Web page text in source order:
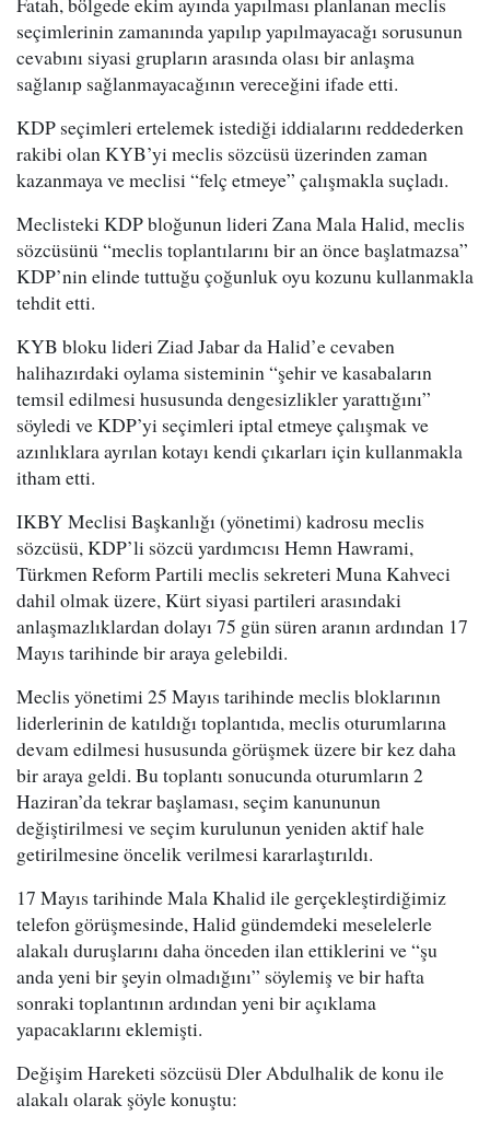
seçimlerinin zamanında yapılıp yapılmayacağı sorusunun
cevabını siyasi grupların arasında olası bir anlaşma
sağlanıp sağlanmayacağının vereceğini ifade etti.
KDP seçimleri ertelemek istediği iddialarını reddederken
rakibi olan KYB’yi meclis sözcüsü üzerinden zaman
kazanmaya ve meclisi “felç etmeye” çalışmakla suçladı.
Meclisteki KDP bloğunun lideri Zana Mala Halid, meclis
sözcüsünü “meclis toplantılarını bir an önce başlatmazsa”
KDP’nin elinde tuttuğu çoğunluk oyu kozunu kullanmakla
tehdit etti.
KYB bloku lideri Ziad Jabar da Halid’e cevaben
halihazırdaki oylama sisteminin “şehir ve kasabaların
temsil edilmesi hususunda dengesizlikler yarattığını”
söyledi ve KDP’yi seçimleri iptal etmeye çalışmak ve
azınlıklara ayrılan kotayı kendi çıkarları için kullanmakla
itham etti.
IKBY Meclisi Başkanlığı (yönetimi) kadrosu meclis
sözcüsü, KDP’li sözcü yardımcısı Hemn Hawrami,
Türkmen Reform Partili meclis sekreteri Muna Kahveci
dahil olmak üzere, Kürt siyasi partileri arasındaki
anlaşmazlıklardan dolayı 75 gün süren aranın ardından 17
Mayıs tarihinde bir araya gelebildi.
Meclis yönetimi 25 Mayıs tarihinde meclis bloklarının
liderlerinin de katıldığı toplantıda, meclis oturumlarına
devam edilmesi hususunda görüşmek üzere bir kez daha
bir araya geldi. Bu toplantı sonucunda oturumların 2
Haziran’da tekrar başlaması, seçim kanununun
değiştirilmesi ve seçim kurulunun yeniden aktif hale
getirilmesine öncelik verilmesi kararlaştırıldı.
17 Mayıs tarihinde Mala Khalid ile gerçekleştirdiğimiz
telefon görüşmesinde, Halid gündemdeki meselelerle
alakalı duruşlarını daha önceden ilan ettiklerini ve “şu
anda yeni bir şeyin olmadığını” söylemiş ve bir hafta
sonraki toplantının ardından yeni bir açıklama
yapacaklarını eklemişti.
Değişim Hareketi sözcüsü Dler Abdulhalik de konu ile
alakalı olarak şöyle konuştu: